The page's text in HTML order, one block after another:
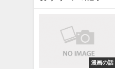
漫画の話